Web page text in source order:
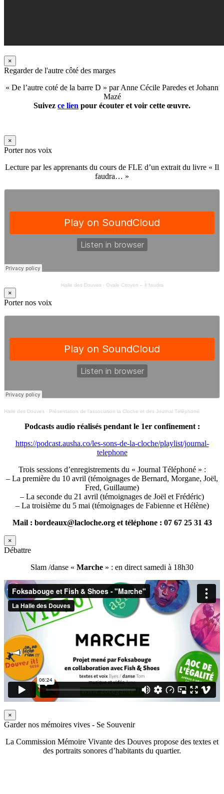
×
Regarder de l'autre côté des marges
« De l’autre coté de la barre D » par Anne Cécile Paredes et Johann
Mazé
Suivez ce lien pour écouter et voir cette œuvre.
×
Porter nos voix
Lecture par les apprenants du cours de FLE d’un extrait du livre « Il
faudra… »
Halle des Douves· Ovale Citoyen – Il faudra
×
Porter nos voix
Halle des Douves · Présentation de l’association la Cloche et des Journal Téléphoné
Podcasts audio réalisés pendant le 1er confinement :
https://podcast.ausha.co/les-sons-de-la-cloche/playlist/journal-
telephone
Trois sessions d’enregistrements du « Journal Téléphoné » :
– La première du 10 avril (témoignages de Bernard, Morgane, Joël,
Fred, Guillaume)
– La seconde du 21 avril (témoignages de Joël et Frédéric)
– La troisième du 5 mai (témoignages de Fabienne et Hélène)
Mail : bordeaux@lacloche.org et téléphone : 07 67 25 31 43
×
Débattre
Slam /danse « Marche » : en direct samedi à 18h30
×
Garder nos mémoires vives - Se Souvenir
La Commission Mémoire Vivante des Douves propose des textes et
des portraits sonores d’habitants du quartier.